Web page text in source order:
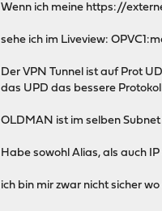
Wenn ich meine https://
sehe ich im Liveview:
Der VPN Tunnel ist auf Prot
das UPD das bessere
OLDMAN ist im selben Subnet
Habe sowohl Alias, als auch
ich bin mir zwar nicht sicher